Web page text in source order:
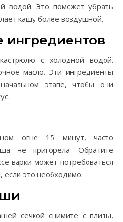
водой. Это поможет убрать
кашу более воздушной.
с холодной водой.
масло. Эти ингредиенты
этапе, чтобы они
огне 15 минут, часто
не пригорела. Обратите
варки может потребоваться
если это необходимо.
сечкой снимите с плиты,